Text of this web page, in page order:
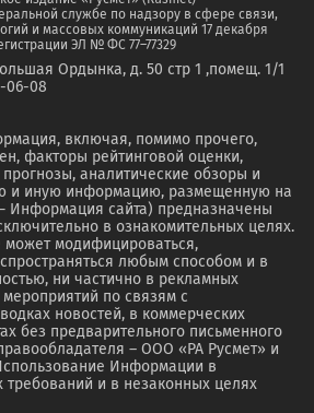
службе по надзору в сфере связи,
и массовых коммуникаций 17 декабря
ЭЛ № ФС 77–77329
Ордынка, д. 50 стр 1 ,помещ. 1/1
06-08
включая, помимо прочего,
факторы рейтинговой оценки,
аналитические обзоры и
и иную информацию, размещенную на
Информация сайта) предназначены
в ознакомительных целях.
модифицироваться,
любым способом и в
ни частично в рекламных
по связям с
новостей, в коммерческих
без предварительного письменного
– ООО «РА Русмет» и
Информации в
и в незаконных целях